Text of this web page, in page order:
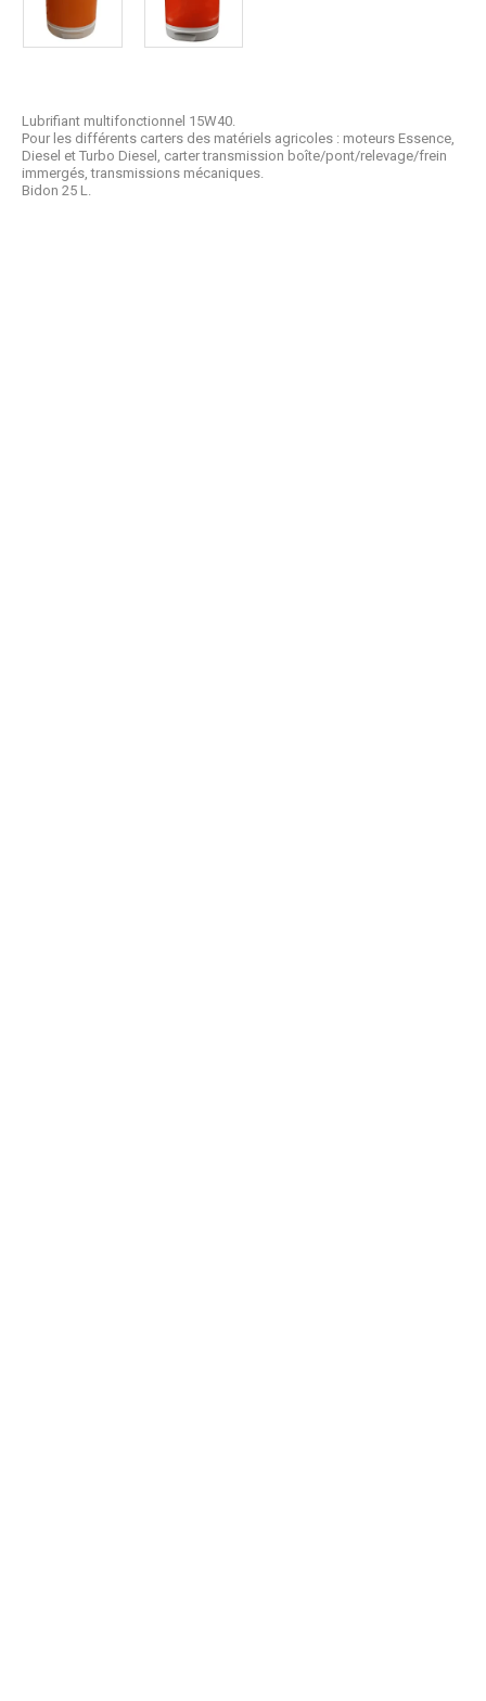
Lubrifiant multifonctionnel 15W40.
Pour les différents carters des matériels agricoles : moteurs Essence,
Diesel et Turbo Diesel, carter transmission boîte/pont/relevage/frein
immergés, transmissions mécaniques.
Bidon 25 L.